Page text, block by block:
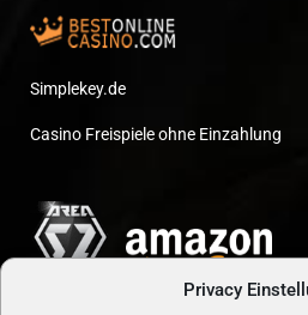
Privacy
Simplekey.de
Casino Freispiele ohne Einzahlung